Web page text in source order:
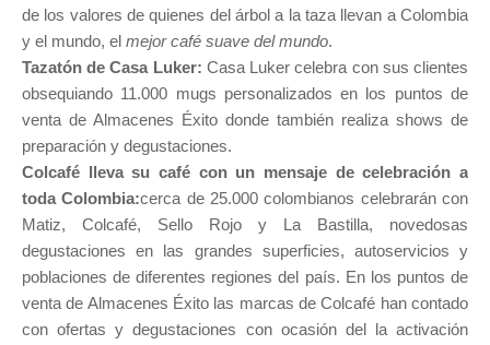
de los valores de quienes del árbol a la taza llevan a Colombia
y el mundo, el mejor café suave del mundo.
Tazatón de Casa Luker: Casa Luker celebra con sus clientes
obsequiando 11.000 mugs personalizados en los puntos de
venta de Almacenes Éxito donde también realiza shows de
preparación y degustaciones.
Colcafé lleva su café con un mensaje de celebración a
toda Colombia:cerca de 25.000 colombianos celebrarán con
Matiz, Colcafé, Sello Rojo y La Bastilla, novedosas
degustaciones en las grandes superficies, autoservicios y
poblaciones de diferentes regiones del país. En los puntos de
venta de Almacenes Éxito las marcas de Colcafé han contado
con ofertas y degustaciones con ocasión del la activación